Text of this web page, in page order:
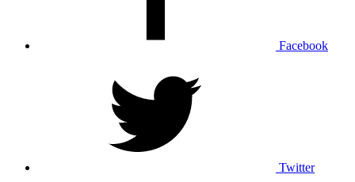
Facebook
Twitter